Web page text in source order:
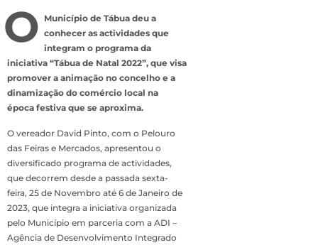
O Município de Tábua deu a
conhecer as actividades que
integram o programa da
iniciativa “Tábua de Natal 2022”, que visa
promover a animação no concelho e a
dinamização do comércio local na
época festiva que se aproxima.
O vereador David Pinto, com o Pelouro
das Feiras e Mercados, apresentou o
diversificado programa de actividades,
que decorrem desde a passada sexta-
feira, 25 de Novembro até 6 de Janeiro de
2023, que integra a iniciativa organizada
pelo Município em parceria com a ADI –
Agência de Desenvolvimento Integrado